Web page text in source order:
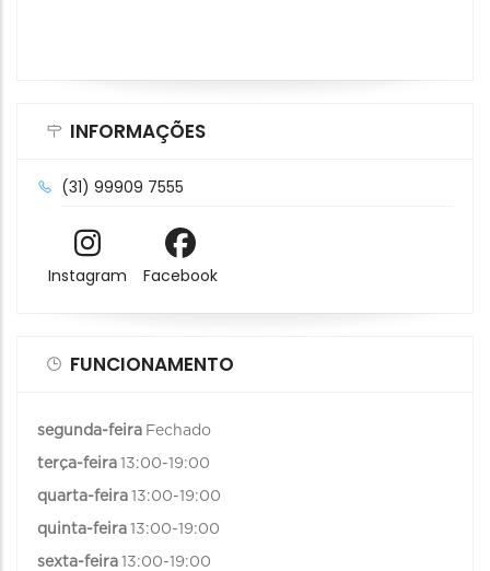
INFORMAÇÕES
(31) 99909 7555
Instagram Facebook
FUNCIONAMENTO
segunda-feira Fechado
terça-feira 13:00-19:00
quarta-feira 13:00-19:00
quinta-feira 13:00-19:00
sexta-feira 13:00-19:00